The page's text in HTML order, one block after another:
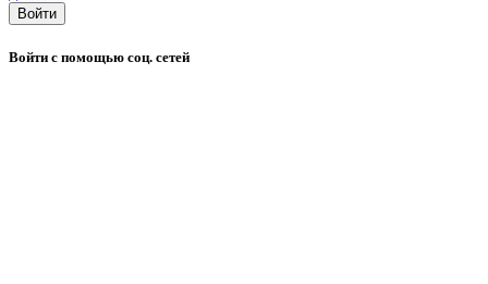
Войти
Войти с помощью соц. сетей